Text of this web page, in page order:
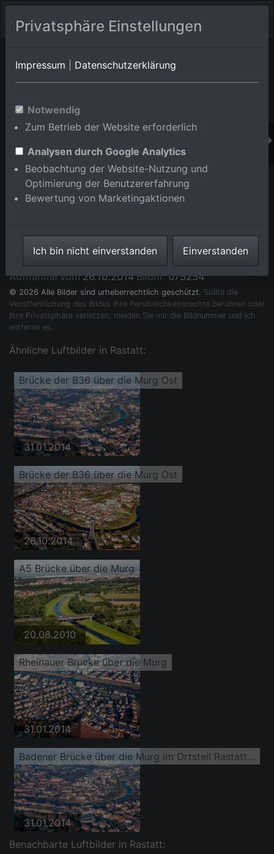
Orts-Album von Rastatt in Baden-Württemberg,Deutschland
Badener Brücke der B36 über die Murg in Rastatt im
Bundesland Baden-Württemberg, Deutschland
Aufnahme vom26.10.2014Bildnr.075254
© 2026 Alle Bilder sind urheberrechtlich geschützt. Sollte die
Veröffentlichung des Bildes Ihre Persönlichkeitsrechte berühren oder
Ihre Privatsphäre verletzen, melden Sie mir die Bildnummer und ich
entferne es.
Ähnliche Luftbilder in Rastatt:
Brücke der B36 über die Murg Ost
31.01.2014
Brücke der B36 über die Murg Ost
26.10.2014
A5 Brücke über die Murg
20.08.2010
Rheinauer Brücke über die Murg
31.01.2014
Badener Brücke über die Murg im Ortsteil Rastatt-Innenstadt
31.01.2014
Benachbarte Luftbilder in Rastatt:
Privatsphäre Einstellungen
Impressum Datenschutzerklärung
Notwendig
Zum Betrieb der Website erforderlich
Analysen durch Google Analytics
Beobachtung der Website-Nutzung und
Optimierung der Benutzererfahrung
Bewertung von Marketingaktionen
Ich bin nicht einverstanden Einverstanden